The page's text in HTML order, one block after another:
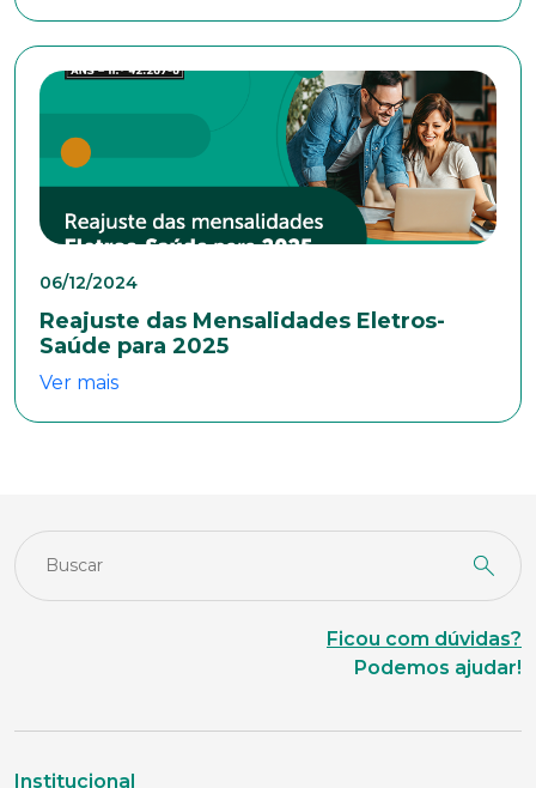
06/12/2024
Reajuste das Mensalidades Eletros-
Saúde para 2025
Ver mais
Ficou com dúvidas?
Podemos ajudar!
Institucional
Bairro
Naturalidade
Idade
Estado Civil
Outros